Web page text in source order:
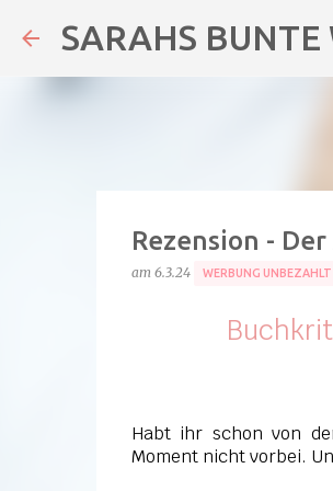
SARAHS BUNTE
Rezension -
am 6.3.24 WERBUNG
Habt ihr schon von
Moment nicht vorbei.